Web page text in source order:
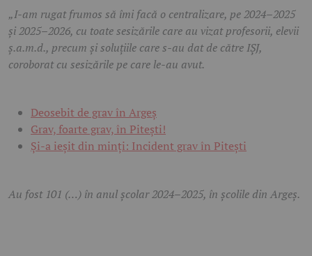
„I-am rugat frumos să îmi facă o centralizare, pe 2024–2025
și 2025–2026, cu toate sesizările care au vizat profesorii, elevii
ș.a.m.d., precum și soluțiile care s-au dat de către IȘJ,
coroborat cu sesizările pe care le-au avut.
Deosebit de grav în Argeș
Grav, foarte grav, în Pitești!
Și-a ieșit din minți: Incident grav în Pitești
Au fost 101 (…) în anul școlar 2024–2025, în școlile din Argeș.